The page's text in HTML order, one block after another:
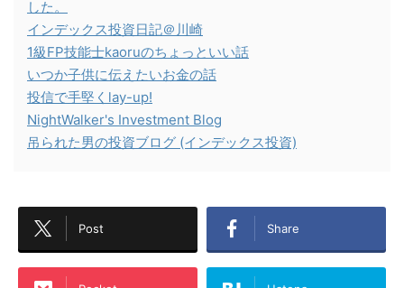
した。
インデックス投資日記＠川崎
1級FP技能士kaoruのちょっといい話
いつか子供に伝えたいお金の話
投信で手堅くlay-up!
NightWalker's Investment Blog
吊られた男の投資ブログ (インデックス投資)
Post Share